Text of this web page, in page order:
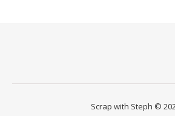
Scrap with Steph ©